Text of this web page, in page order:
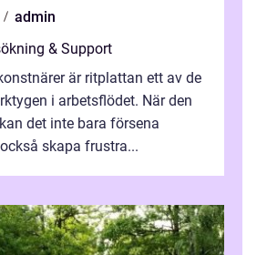
admin
& Support
är ritplattan ett av de
i arbetsflödet. När den
det inte bara försena
skapa frustra...